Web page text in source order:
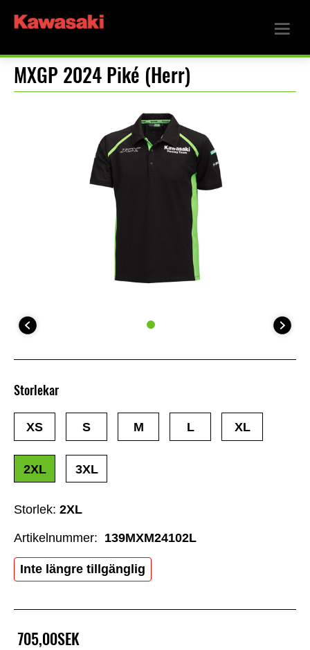
MXGP 2024 Piké (Herr)
705,00SEK
Storlek: 2XL
Inte längre tillgänglig
Storlekar
XS S M L XL
2XL 3XL
Artikelnummer: 139MXM24102L